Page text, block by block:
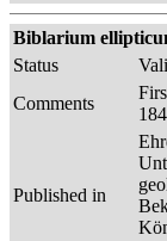
Biblarium
Status
Comments
Published in